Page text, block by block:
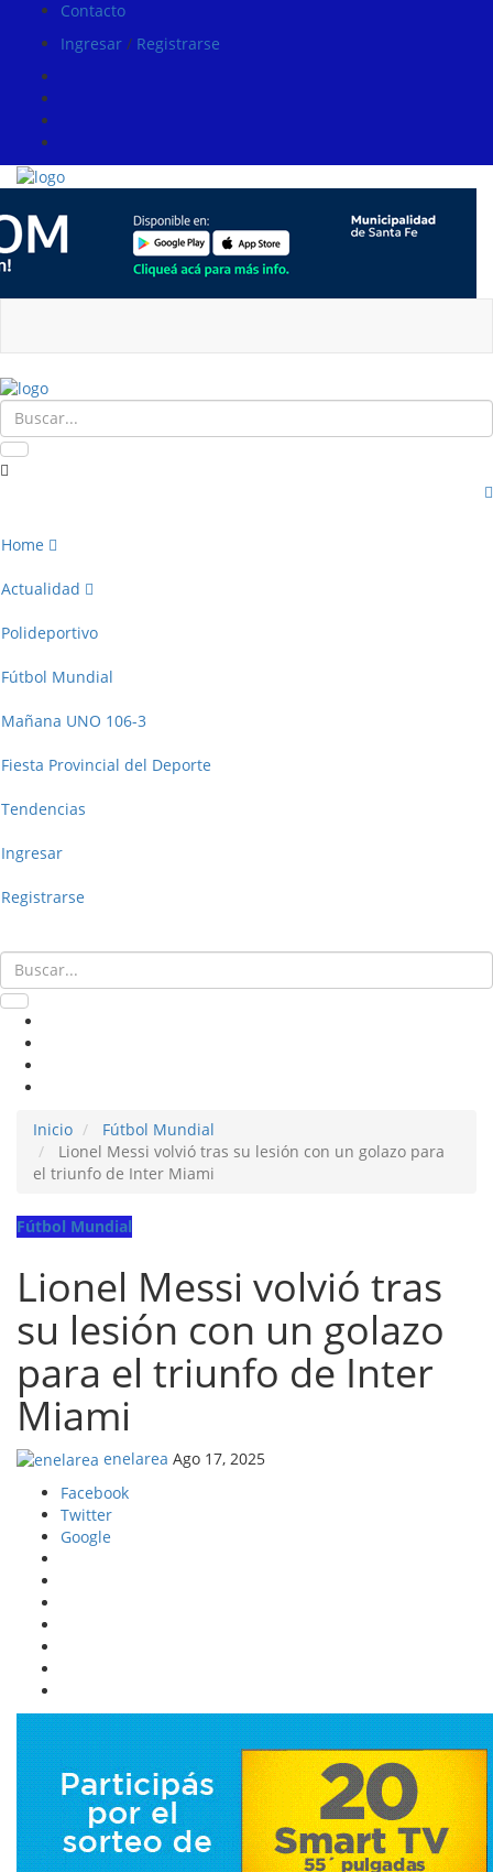
Contacto
Ingresar / Registrarse
Home
Actualidad
Polideportivo
Fútbol Mundial
Mañana UNO 106-3
Fiesta Provincial del Deporte
Tendencias
Ingresar
Registrarse
Inicio
Fútbol Mundial
Lionel Messi volvió tras su lesión con un golazo para
el triunfo de Inter Miami
Fútbol Mundial
Lionel Messi volvió tras
su lesión con un golazo
para el triunfo de Inter
Miami
enelarea Ago 17, 2025
Facebook
Twitter
Google